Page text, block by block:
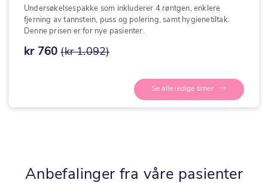
Undersøkelsespakke som inkluderer 4 røntgen, enklere
fjerning av tannstein, puss og polering, samt hygienetiltak.
Denne prisen er for nye pasienter.
kr 760(kr 1.092)
Se alle ledige timer
Anbefalinger fra våre pasienter